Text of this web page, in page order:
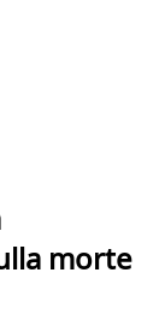
morte